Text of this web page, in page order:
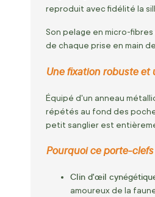
reproduit avec fidélité la
Son pelage en micro-
de chaque prise en main
Une fixation robuste
Équipé d'un anneau
répétés au fond des
petit sanglier est
Pourquoi ce porte-
Clin d'œil
amoureux de la